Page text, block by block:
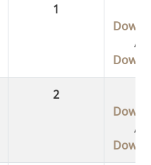
1
/
2
/